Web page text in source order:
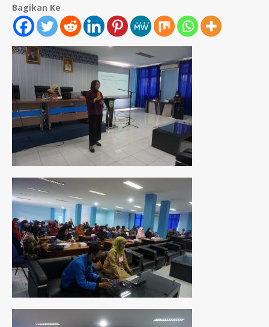
Bagikan Ke